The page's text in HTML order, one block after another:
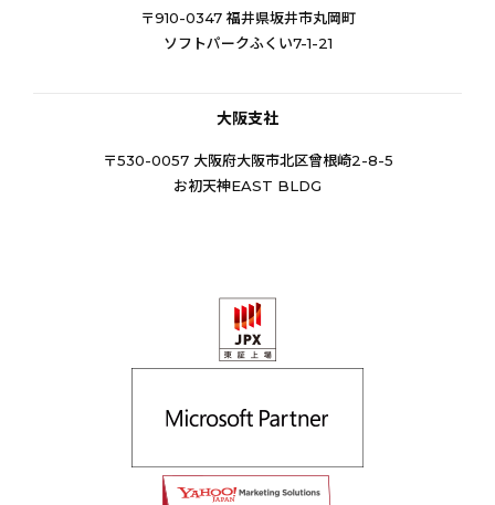
〒910-0347 福井県坂井市丸岡町
ソフトパークふくい7-1-21
大阪支社
〒530-0057 大阪府大阪市北区曾根崎2-8-5
お初天神EAST BLDG